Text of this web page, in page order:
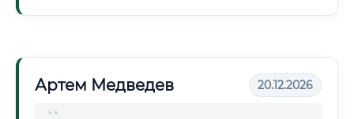
Артем Медведев 20.12.2026